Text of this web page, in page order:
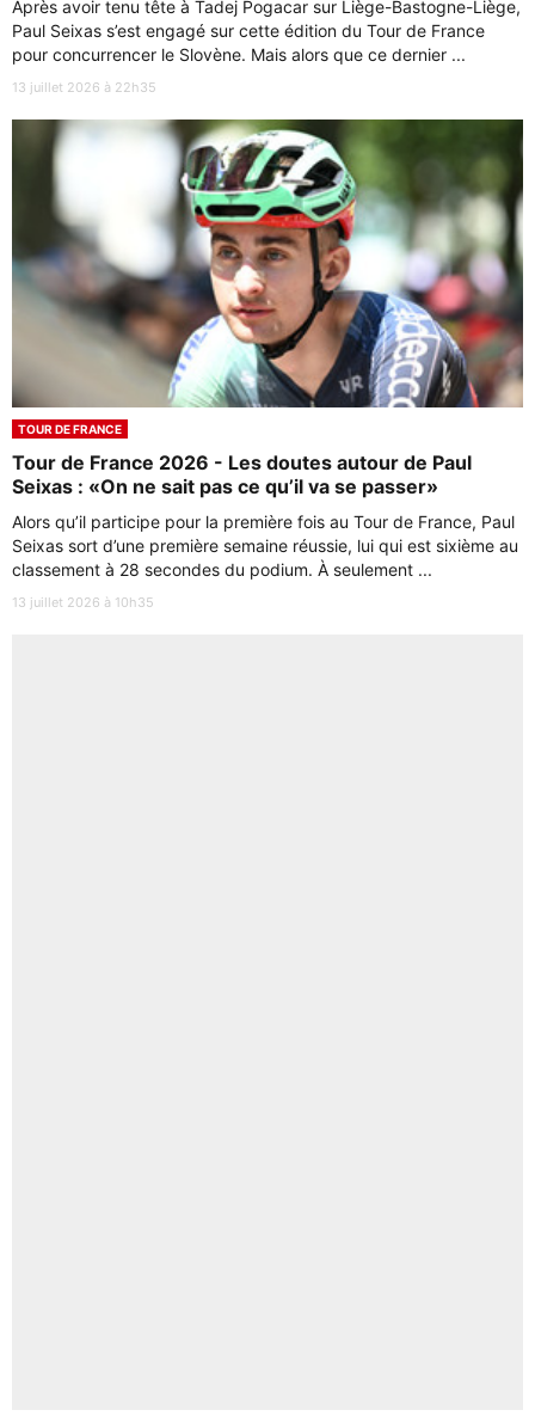
Après avoir tenu tête à Tadej Pogacar sur Liège-Bastogne-Liège,
Paul Seixas s’est engagé sur cette édition du Tour de France
pour concurrencer le Slovène. Mais alors que ce dernier ...
13 juillet 2026 à 22h35
TOUR DE FRANCE
Tour de France 2026 - Les doutes autour de Paul
Seixas : «On ne sait pas ce qu’il va se passer»
Alors qu’il participe pour la première fois au Tour de France, Paul
Seixas sort d’une première semaine réussie, lui qui est sixième au
classement à 28 secondes du podium. À seulement ...
13 juillet 2026 à 10h35